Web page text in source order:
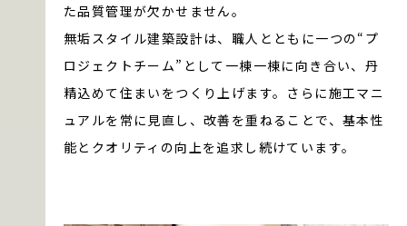
た品質管理が欠かせません。
無垢スタイル建築設計は、職人とともに一つの“プ
ロジェクトチーム”として一棟一棟に向き合い、丹
精込めて住まいをつくり上げます。さらに施工マニ
ュアルを常に見直し、改善を重ねることで、基本性
能とクオリティの向上を追求し続けています。